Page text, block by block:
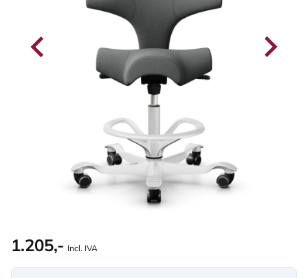
1.205,- Incl. IVA